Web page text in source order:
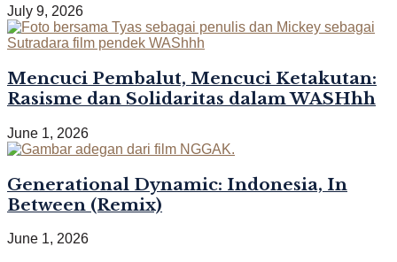
July 9, 2026
Mencuci Pembalut, Mencuci Ketakutan:
Rasisme dan Solidaritas dalam WASHhh
June 1, 2026
Generational Dynamic: Indonesia, In
Between (Remix)
June 1, 2026